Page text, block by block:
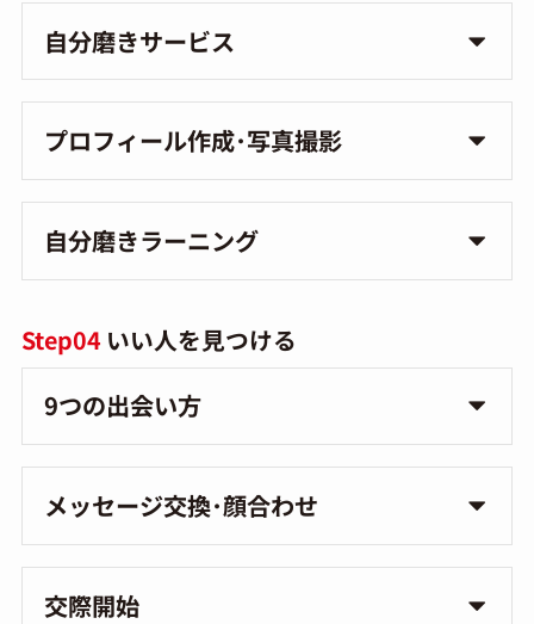
自分磨きサービス
プロフィール作成･写真撮影
自分磨きラーニング
Step04 いい人を見つける
9つの出会い方
メッセージ交換･顔合わせ
交際開始